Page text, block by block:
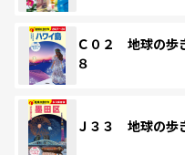
Ｃ０２ 地球の歩
８
Ｊ３３ 地球の